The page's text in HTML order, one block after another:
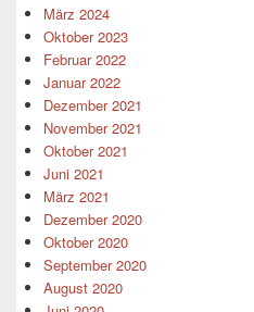
März 2024
Oktober 2023
Februar 2022
Januar 2022
Dezember 2021
November 2021
Oktober 2021
Juni 2021
März 2021
Dezember 2020
Oktober 2020
September 2020
August 2020